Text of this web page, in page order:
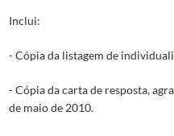
Inclui:
- Cópia da listagem de
- Cópia da carta de resposta,
de maio de 2010.